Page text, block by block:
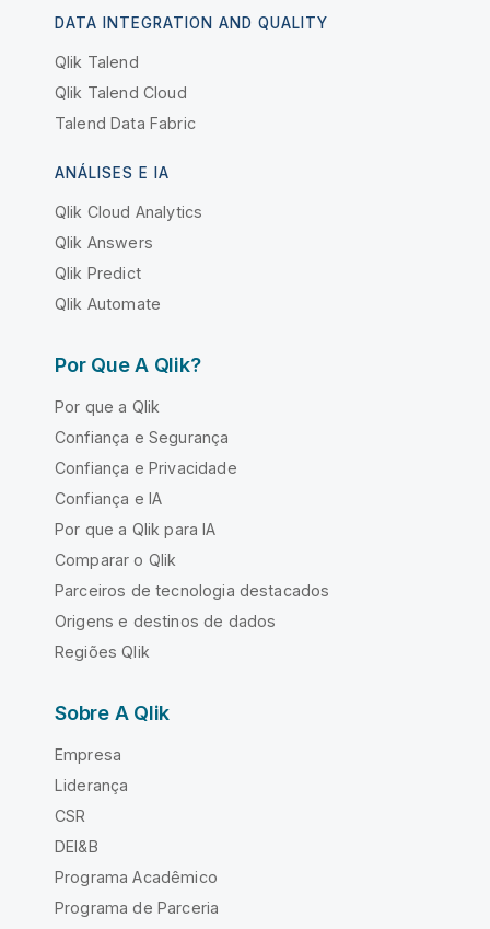
DATA INTEGRATION AND QUALITY
Qlik Talend
Qlik Talend Cloud
Talend Data Fabric
ANÁLISES E IA
Qlik Cloud Analytics
Qlik Answers
Qlik Predict
Qlik Automate
Por Que A Qlik?
Por que a Qlik
Confiança e Segurança
Confiança e Privacidade
Confiança e IA
Por que a Qlik para IA
Comparar o Qlik
Parceiros de tecnologia destacados
Origens e destinos de dados
Regiões Qlik
Sobre A Qlik
Empresa
Liderança
CSR
DEI&B
Programa Acadêmico
Programa de Parceria